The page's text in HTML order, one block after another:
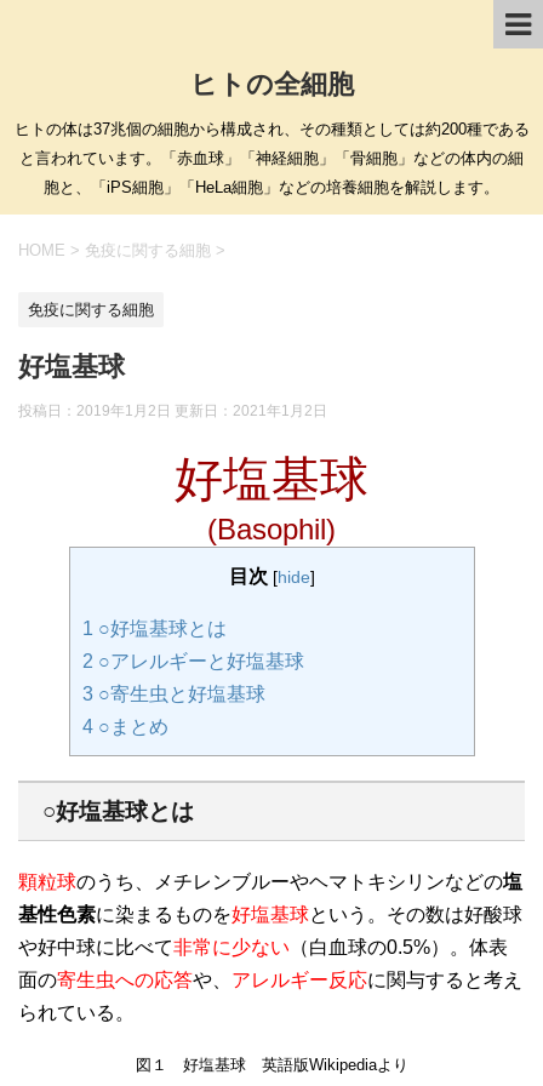
ヒトの全細胞
ヒトの体は37兆個の細胞から構成され、その種類としては約200種である
と言われています。「赤血球」「神経細胞」「骨細胞」などの体内の細
胞と、「iPS細胞」「HeLa細胞」などの培養細胞を解説します。
HOME > 免疫に関する細胞 >
免疫に関する細胞
好塩基球
投稿日：2019年1月2日 更新日： 2021年1月2日
好塩基球
(Basophil)
目次 [hide]
1 ○好塩基球とは
2 ○アレルギーと好塩基球
3○寄生虫と好塩基球
4○まとめ
○好塩基球とは
顆粒球のうち、メチレンブルーやヘマトキシリンなどの塩
基性色素に染まるものを好塩基球という。その数は好酸球
や好中球に比べて非常に少ない （白血球の0.5%）。体表
面の寄生虫への応答や、 アレルギー反応に関与すると考え
られている。
図１ 好塩基球 英語版Wikipediaより